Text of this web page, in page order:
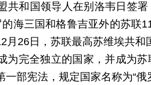
共和国领导人在别洛韦日签
海三国和格鲁吉亚外的苏联
月26日，苏联最高苏维埃共
为完全独立的国家，并成为
部宪法，规定国家名称为“俄